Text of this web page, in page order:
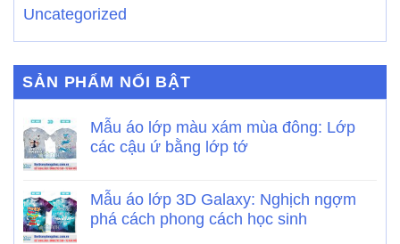
Uncategorized
SẢN PHẨM NỔI BẬT
Mẫu áo lớp màu xám mùa đông: Lớp
các cậu ứ bằng lớp tớ
Mẫu áo lớp 3D Galaxy: Nghịch ngợm
phá cách phong cách học sinh